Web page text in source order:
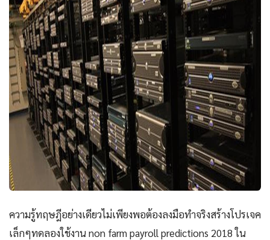
ความรู้ทฤษฎีอย่างเดียวไม่เพียงพอต้องลงมือทำจริงสร้างโปรเจค
เล็กๆทดลองใช้งาน non farm payroll predictions 2018 ใน